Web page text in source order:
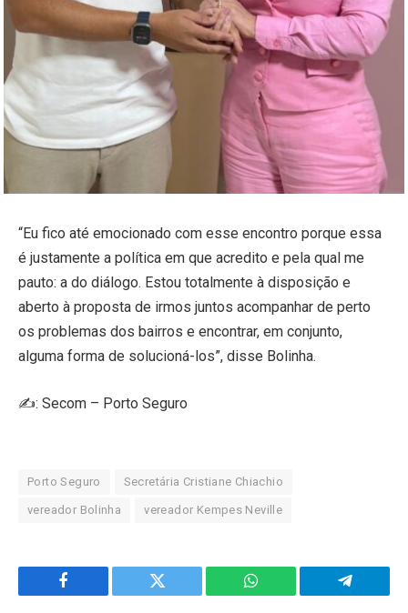
“Eu fico até emocionado com esse encontro porque essa
é justamente a política em que acredito e pela qual me
pauto: a do diálogo. Estou totalmente à disposição e
aberto à proposta de irmos juntos acompanhar de perto
os problemas dos bairros e encontrar, em conjunto,
alguma forma de solucioná-los”, disse Bolinha.
✍️: Secom – Porto Seguro
Porto Seguro Secretária Cristiane Chiachio
vereador Bolinha vereador Kempes Neville
Facebook Twitter WhatsApp Telegram